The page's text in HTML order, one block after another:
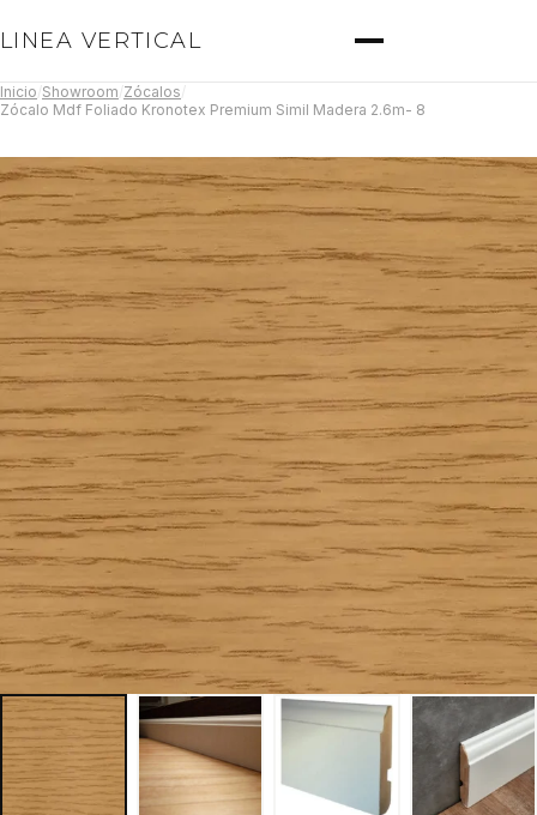
LINEA VERTICAL
Inicio Showroom Zócalos
Zócalo Mdf Foliado Kronotex Premium Simil Madera 2.6m- 8